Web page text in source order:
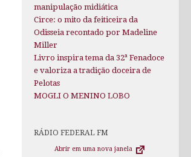
manipulação midiática
Circe: o mito da feiticeira da
Odisseia recontado por Madeline
Miller
Livro inspira tema da 32ª Fenadoce
e valoriza a tradição doceira de
Pelotas
MOGLI O MENINO LOBO
RÁDIO FEDERAL FM
Abrir em uma nova janela